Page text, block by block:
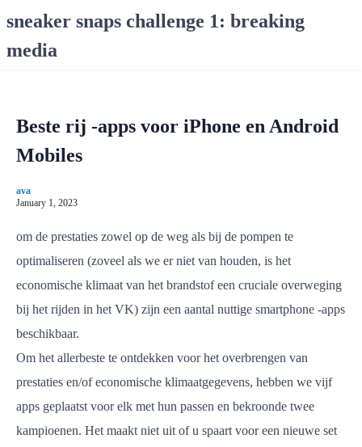
sneaker snaps challenge 1: breaking
media
Beste rij -apps voor iPhone en Android
Mobiles
ava
January 1, 2023
om de prestaties zowel op de weg als bij de pompen te
optimaliseren (zoveel als we er niet van houden, is het
economische klimaat van het brandstof een cruciale overweging
bij het rijden in het VK) zijn een aantal nuttige smartphone -apps
beschikbaar.
Om het allerbeste te ontdekken voor het overbrengen van
prestaties en/of economische klimaatgegevens, hebben we vijf
apps geplaatst voor elk met hun passen en bekroonde twee
kampioenen. Het maakt niet uit of u spaart voor een nieuwe set